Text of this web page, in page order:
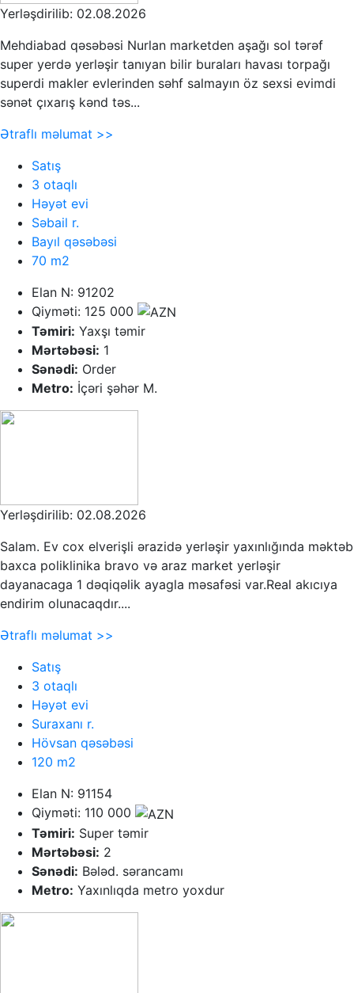
Yerləşdirilib: 02.08.2026
Mehdiabad qəsəbəsi Nurlan marketden aşağı sol tərəf
super yerdə yerləşir tanıyan bilir buraları havası torpağı
superdi makler evlerinden səhf salmayın öz sexsi evimdi
sənət çıxarış kənd təs...
Ətraflı məlumat >>
Satış
3 otaqlı
Həyət evi
Səbail r.
Bayıl qəsəbəsi
70 m2
Elan N: 91202
Qiyməti: 125 000
Təmiri: Yaxşı təmir
Mərtəbəsi: 1
Sənədi: Order
Metro: İçəri şəhər M.
Yerləşdirilib: 02.08.2026
Salam. Ev cox elverişli ərazidə yerləşir yaxınlığında məktəb
baxca poliklinika bravo və araz market yerləşir
dayanacaga 1 dəqiqəlik ayagla məsafəsi var.Real akıcıya
endirim olunacaqdır....
Ətraflı məlumat >>
Satış
3 otaqlı
Həyət evi
Suraxanı r.
Hövsan qəsəbəsi
120 m2
Elan N: 91154
Qiyməti: 110 000
Təmiri: Super təmir
Mərtəbəsi: 2
Sənədi: Bələd. sərancamı
Metro: Yaxınlıqda metro yoxdur